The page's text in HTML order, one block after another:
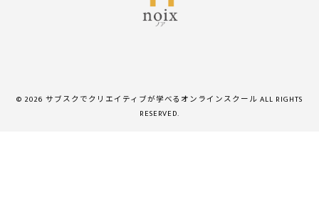
© 2026 サブスクでクリエイティブが学べるオンラインスクール ALL RIGHTS
RESERVED.